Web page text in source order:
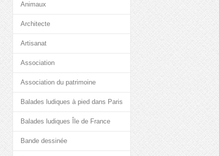
Animaux
Architecte
Artisanat
Association
Association du patrimoine
Balades ludiques à pied dans Paris
Balades ludiques Île de France
Bande dessinée